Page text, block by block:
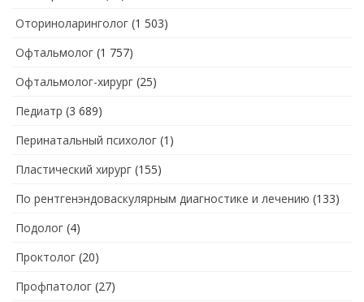
Оториноларинголог (1 503)
Офтальмолог (1 757)
Офтальмолог-хирург (25)
Педиатр (3 689)
Перинатальный психолог (1)
Пластический хирург (155)
По рентгенэндоваскулярным диагностике и лечению (133)
Подолог (4)
Проктолог (20)
Профпатолог (27)